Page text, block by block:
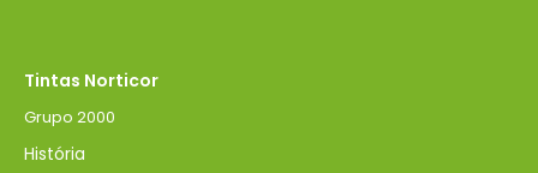
Tintas Norticor
Grupo 2000
História